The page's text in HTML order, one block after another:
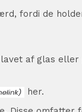
fordi de
af glas
her.